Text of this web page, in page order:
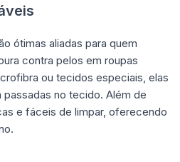
ótimas aliadas para quem
contra pelos em roupas
ou tecidos especiais, elas
no tecido. Além de
e fáceis de limpar, oferecendo